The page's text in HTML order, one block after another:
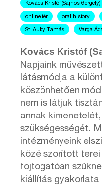
Kovács Kristóf (Sajnos Gergely)
online tér oral history
St. Auby Tamás Varga
Kovács Kristóf
Napjaink
látásmódja a
köszönhetően
nem is látjuk
annak
szükségességét.
intézményeink
közé szorított terei
fojtogatóan
kiállítás